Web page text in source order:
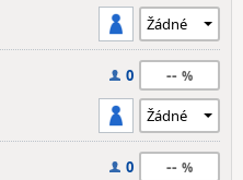
0 --
0 --